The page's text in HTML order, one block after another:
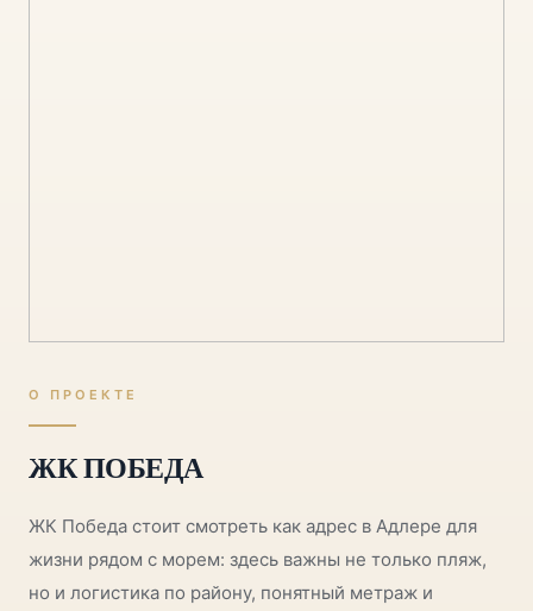
О ПРОЕКТЕ
ЖК ПОБЕДА
ЖК Победа стоит смотреть как адрес в Адлере для
жизни рядом с морем: здесь важны не только пляж,
но и логистика по району, понятный метраж и